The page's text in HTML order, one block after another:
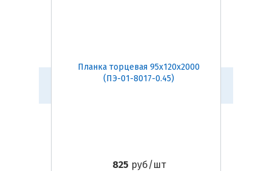
Планка торцевая 95х120х2000
(ПЭ-01-8017-0.45)
825 руб/шт